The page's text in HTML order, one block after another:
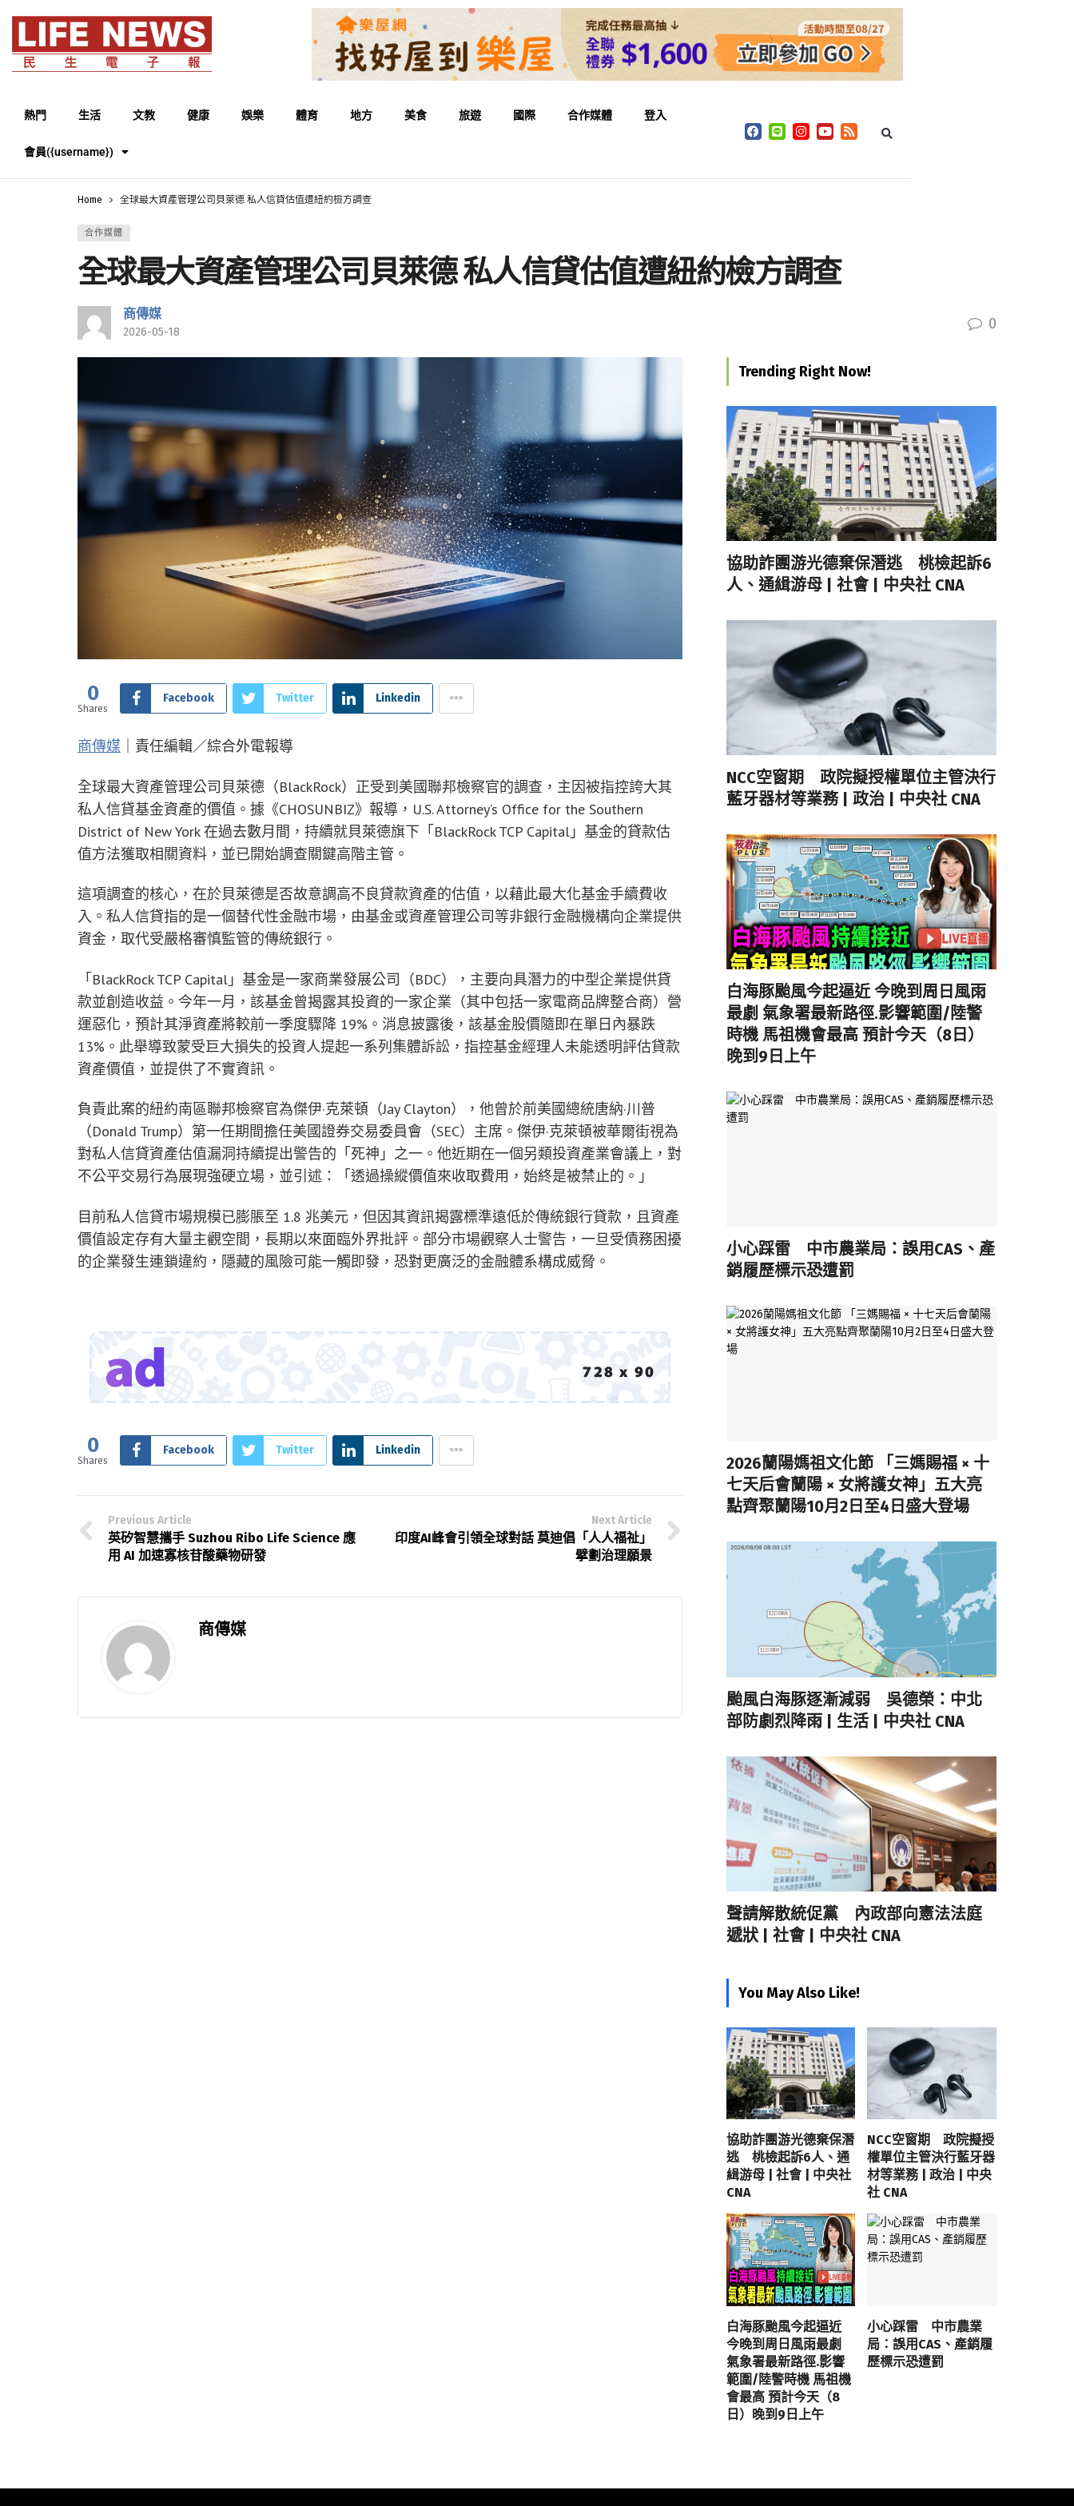
熱門 生活 文教 健康 娛樂 體育 地方 美食 旅遊 國際 合作媒體 登入
會員({username})
Home 全球最大資產管理公司貝萊德 私人信貸估值遭紐約檢方調查
合作媒體
全球最大資產管理公司貝萊德 私人信貸估值遭紐約檢方調查
商傳媒
2026-05-18 0
0
Shares
Facebook Twitter Linkedin
商傳媒 ｜責任編輯／綜合外電報導
全球最大資產管理公司貝萊德（BlackRock）正受到美國聯邦檢察官的調查，主因被指控誇大其
私人信貸基金資產的價值。據《CHOSUNBIZ》報導，U.S. Attorney’s Office for the Southern
District of New York 在過去數月間，持續就貝萊德旗下「BlackRock TCP Capital」基金的貸款估
值方法獲取相關資料，並已開始調查關鍵高階主管。
這項調查的核心，在於貝萊德是否故意調高不良貸款資產的估值，以藉此最大化基金手續費收
入。私人信貸指的是一個替代性金融市場，由基金或資產管理公司等非銀行金融機構向企業提供
資金，取代受嚴格審慎監管的傳統銀行。
「BlackRock TCP Capital」基金是一家商業發展公司（BDC），主要向具潛力的中型企業提供貸
款並創造收益。今年一月，該基金曾揭露其投資的一家企業（其中包括一家電商品牌整合商）營
運惡化，預計其淨資產將較前一季度驟降 19%。消息披露後，該基金股價隨即在單日內暴跌
13%。此舉導致蒙受巨大損失的投資人提起一系列集體訴訟，指控基金經理人未能透明評估貸款
資產價值，並提供了不實資訊。
負責此案的紐約南區聯邦檢察官為傑伊·克萊頓（Jay Clayton），他曾於前美國總統唐納·川普
（Donald Trump）第一任期間擔任美國證券交易委員會（SEC）主席。傑伊·克萊頓被華爾街視為
對私人信貸資產估值漏洞持續提出警告的「死神」之一。他近期在一個另類投資產業會議上，對
不公平交易行為展現強硬立場，並引述：「透過操縱價值來收取費用，始終是被禁止的。」
目前私人信貸市場規模已膨脹至 1.8 兆美元，但因其資訊揭露標準遠低於傳統銀行貸款，且資產
價值設定存有大量主觀空間，長期以來面臨外界批評。部分市場觀察人士警告，一旦受債務困擾
的企業發生連鎖違約，隱藏的風險可能一觸即發，恐對更廣泛的金融體系構成威脅。
0
Shares
Facebook Twitter Linkedin
Previous Article
英矽智慧攜手 Suzhou Ribo Life Science 應
用 AI 加速寡核苷酸藥物研發
Next Article
印度AI峰會引領全球對話 莫迪倡「人人福祉」
擘劃治理願景
商傳媒
Trending Right Now!
協助詐團游光德棄保潛逃 桃檢起訴6
人、通緝游母 | 社會 | 中央社 CNA
NCC空窗期 政院擬授權單位主管決行
藍牙器材等業務 | 政治 | 中央社 CNA
白海豚颱風今起逼近 今晚到周日風雨
最劇 氣象署最新路徑.影響範圍/陸警
時機 馬祖機會最高 預計今天（8日）
晚到9日上午
小心踩雷 中市農業局：誤用CAS、產
銷履歷標示恐遭罰
2026蘭陽媽祖文化節 「三媽賜福 × 十
七天后會蘭陽 × 女將護女神」五大亮
點齊聚蘭陽10月2日至4日盛大登場
颱風白海豚逐漸減弱 吳德榮：中北
部防劇烈降雨 | 生活 | 中央社 CNA
聲請解散統促黨 內政部向憲法法庭
遞狀 | 社會 | 中央社 CNA
You May Also Like!
協助詐團游光德棄保潛
逃 桃檢起訴6人、通
緝游母 | 社會 | 中央社
CNA
NCC空窗期 政院擬授
權單位主管決行藍牙器
材等業務 | 政治 | 中央
社 CNA
白海豚颱風今起逼近
今晚到周日風雨最劇
氣象署最新路徑.影響
範圍/陸警時機 馬祖機
會最高 預計今天（8
日）晚到9日上午
小心踩雷 中市農業
局：誤用CAS、產銷履
歷標示恐遭罰